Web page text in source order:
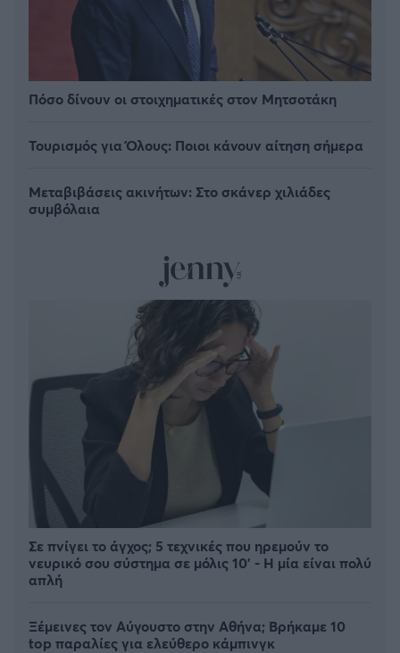
Πόσο δίνουν οι στοιχηματικές στον Μητσοτάκη
Τουρισμός για Όλους: Ποιοι κάνουν αίτηση σήμερα
Μεταβιβάσεις ακινήτων: Στο σκάνερ χιλιάδες
συμβόλαια
Σε πνίγει το άγχος; 5 τεχνικές που ηρεμούν το
νευρικό σου σύστημα σε μόλις 10' - Η μία είναι πολύ
απλή
Ξέμεινες τον Αύγουστο στην Αθήνα; Βρήκαμε 10
top παραλίες για ελεύθερο κάμπινγκ